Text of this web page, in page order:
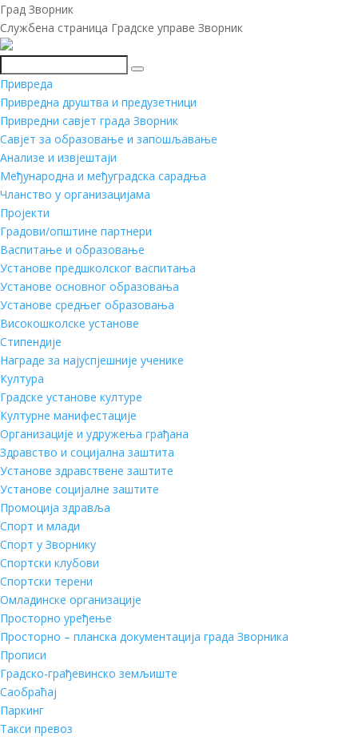
Град Зворник
Службена страница Градске управе Зворник
Претражи
Привреда
Привредна друштва и предузетници
Привредни савјет града Зворник
Савјет за образовање и запошљавање
Анализе и извјештаји
Међународна и међуградска сарадња
Чланство у организацијама
Пројекти
Градови/општине партнери
Васпитање и образовање
Установе предшколског васпитања
Установе основног образовања
Установе средњег образовања
Високошколске установе
Стипендије
Награде за најуспјешније ученике
Култура
Градске установе културе
Културне манифестације
Организације и удружења грађана
Здравство и социјална заштита
Установе здравствене заштите
Установе социјалне заштите
Промоција здравља
Спорт и млади
Спорт у Зворнику
Спортски клубови
Спортски терени
Омладинске организације
Просторно уређење
Просторно – планска документација града Зворника
Прописи
Градско-грађевинско земљиште
Саобраћај
Паркинг
Такси превоз